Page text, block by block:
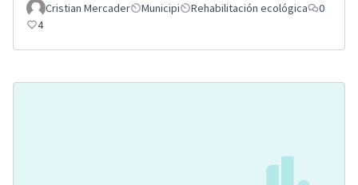
Cristian Mercader Municipi Rehabilitación ecológica
0
4